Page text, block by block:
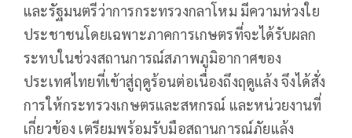
และรัฐมนตรีว่าการกระทรวงกลาโหม มีความห่วงใย
ประชาชนโดยเฉพาะภาคการเกษตรที่จะได้รับผลก
ระทบในช่วงสถานการณ์สภาพภูมิอากาศของ
ประเทศไทยที่เข้าสู่ฤดูร้อนต่อเนื่องถึงฤดูแล้ง จึงได้สั่ง
การให้กระทรวงเกษตรและสหกรณ์ และหน่วยงานที่
เกี่ยวข้อง เตรียมพร้อมรับมือสถานการณ์ภัยแล้ง